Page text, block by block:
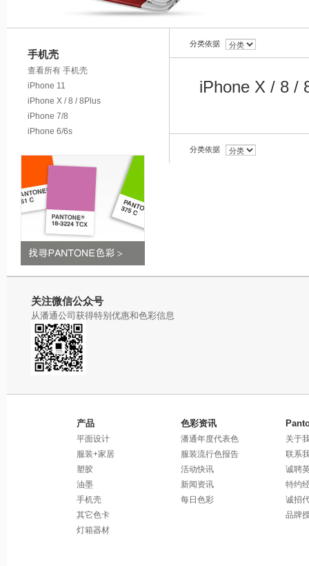
手机壳
查看所有 手机壳
iPhone 11
iPhone X / 8 / 8Plus
iPhone 7/8
iPhone 6/6s
分类依据
iPhone X / 8 /
分类依据
关注微信公众号
从潘通公司获得特别优惠和色彩信息
产品
平面设计
服装+家居
塑胶
油墨
手机壳
其它色卡
灯箱器材
色彩资讯
潘通年度代表色
服装流行色报告
活动快讯
新闻资讯
每日色彩
关于
联系
诚聘
特约
诚招
品牌